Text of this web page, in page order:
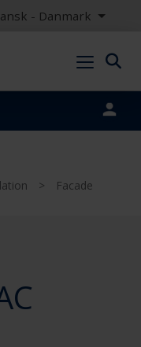
- Danmark
>
Facade